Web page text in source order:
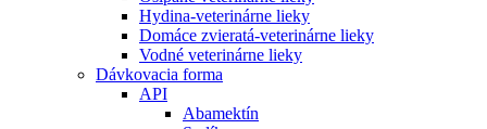
Hydina-veterinárne lieky
Domáce zvieratá-veterinárne lieky
Vodné veterinárne lieky
Dávkovacia forma
API
Abamektín